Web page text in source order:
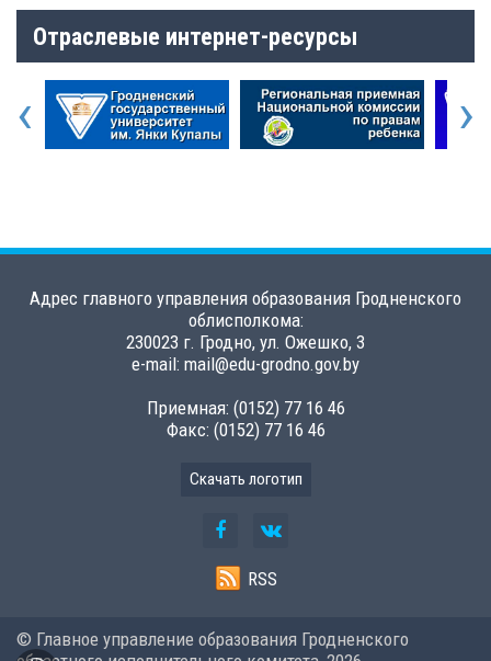
Отраслевые интернет-ресурсы
‹ ›
Адрес главного управления образования Гродненского
облисполкома:
230023 г. Гродно, ул. Ожешко, 3
e-mail: mail@edu-grodno.gov.by
Приемная: (0152) 77 16 46
Факс: (0152) 77 16 46
Скачать логотип
RSS
© Главное управление образования Гродненского